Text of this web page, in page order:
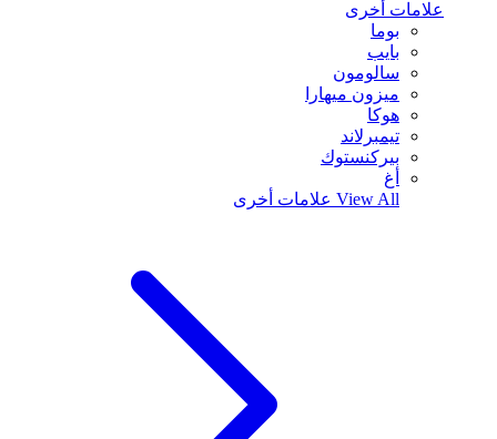
علامات أخرى
بوما
بايب
سالومون
ميزون ميهارا
هوكا
تيمبرلاند
بيركنستوك
أغ
View All علامات أخرى